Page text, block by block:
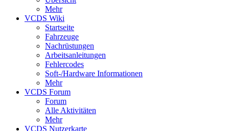
Mehr
VCDS Wiki
Startseite
Fahrzeuge
Nachrüstungen
Arbeitsanleitungen
Fehlercodes
Soft-/Hardware Informationen
Mehr
VCDS Forum
Forum
Alle Aktivitäten
Mehr
VCDS Nutzerkarte